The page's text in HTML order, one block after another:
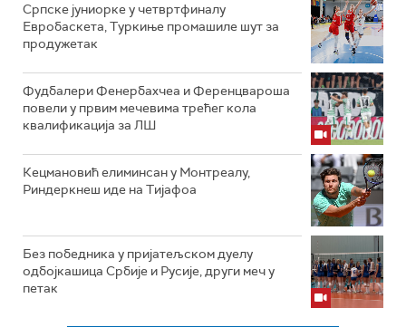
Српске јуниорке у четвртфиналу
Евробаскета, Туркиње промашиле шут за
продужетак
Фудбалери Фенербахчеа и Ференцвароша
повели у првим мечевима трећег кола
квалификација за ЛШ
Кецмановић елиминсан у Монтреалу,
Риндеркнеш иде на Тијафоа
Без победника у пријатељском дуелу
одбојкашица Србије и Русије, други меч у
петак